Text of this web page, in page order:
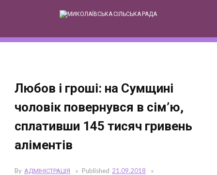
to
Любов і гроші: на Сумщині
чоловік повернувся в сім’ю,
сплативши 145 тисяч гривень
аліментів
By АДМІНІСТРАЦІЯ Published 21.09.2018